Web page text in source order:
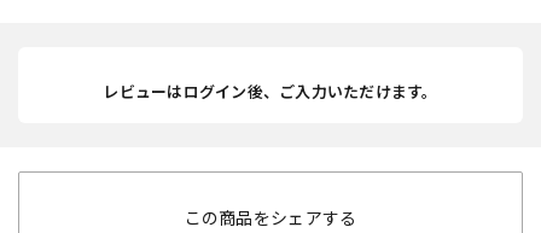
レビューはログイン後、ご入力いただけます。
この商品をシェアする